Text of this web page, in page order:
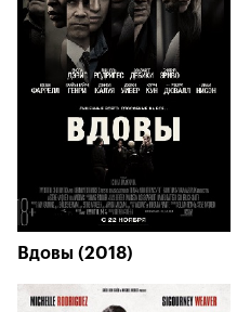
Вдовы (2018)